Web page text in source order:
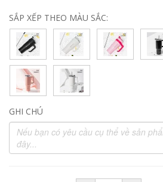
SẮP XẾP THEO MÀU SẮC:
GHI CHÚ